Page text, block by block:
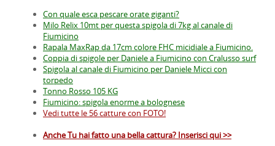
Con quale esca pescare orate giganti?
Milo Relix 10mt per questa spigola di 7kg al canale di
Fiumicino
Rapala MaxRap da 17cm colore FHC micidiale a Fiumicino.
Coppia di spigole per Daniele a Fiumicino con Cralusso surf
Spigola al canale di Fiumicino per Daniele Micci con
torpedo
Tonno Rosso 105 KG
Fiumicino: spigola enorme a bolognese
Vedi tutte le 56 catture con FOTO!
Anche Tu hai fatto una bella cattura? Inserisci qui >>